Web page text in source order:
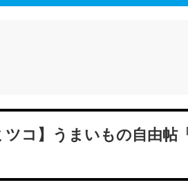
ツコ】うまいもの自由帖